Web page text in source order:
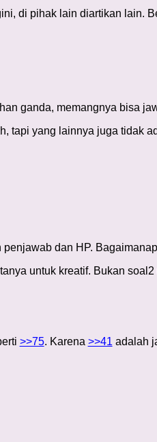
di pihak lain diartikan lain.
ganda, memangnya bisa
tapi yang lainnya juga tidak
dan HP.
untuk kreatif. Bukan soal2
>>75. Karena >>41 adalah